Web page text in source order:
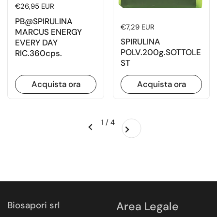
Prezzo di listino
€26,95 EUR
PB@SPIRULINA
MARCUS ENERGY
EVERY DAY
RIC.360cps.
Acquista ora
Prezzo di listino
€7,29 EUR
SPIRULINA
POLV.200g.SOTTOLE
ST
Acquista ora
Precedente
1 / 4 Successivo
Biosapori srl Area Legale